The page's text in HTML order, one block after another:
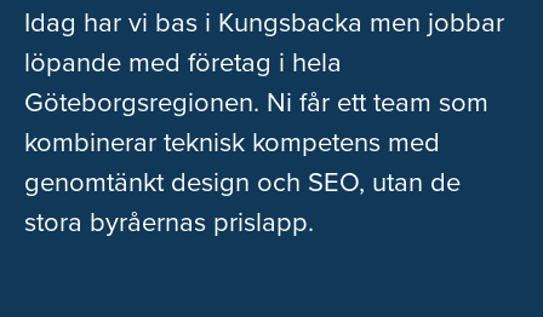
Idag har vi bas i Kungsbacka men jobbar
löpande med företag i hela
Göteborgsregionen. Ni får ett team som
kombinerar teknisk kompetens med
genomtänkt design och SEO, utan de
stora byråernas prislapp.